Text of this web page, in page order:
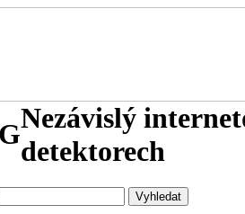
Nezávislý
detektorech